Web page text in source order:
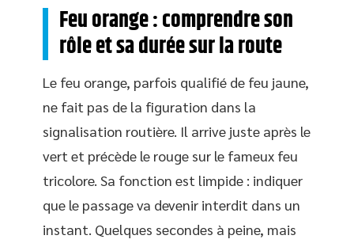
Feu orange : comprendre son
rôle et sa durée sur la route
Le feu orange, parfois qualifié de feu jaune,
ne fait pas de la figuration dans la
signalisation routière. Il arrive juste après le
vert et précède le rouge sur le fameux feu
tricolore. Sa fonction est limpide : indiquer
que le passage va devenir interdit dans un
instant. Quelques secondes à peine, mais